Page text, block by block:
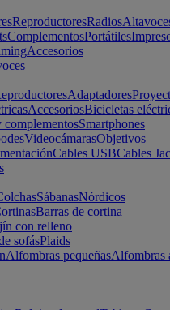
ReproductoresRadios
ComplementosPortátiles
Accesorios
Adaptadores
AccesoriosBicicletas
complementosSmartphones
VideocámarasObjetivos
Cables USBCables
SábanasNórdicos
Barras de cortina
con relleno
sofásPlaids
Alfombras pequeñasAlfombras